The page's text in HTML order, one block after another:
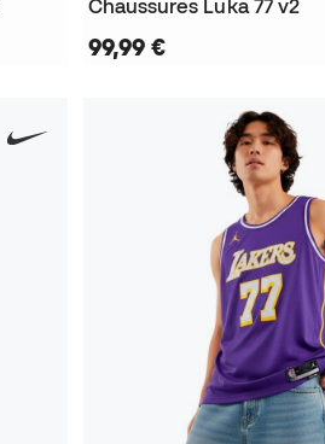
Chaussures Luka 77 v2
99,99 €